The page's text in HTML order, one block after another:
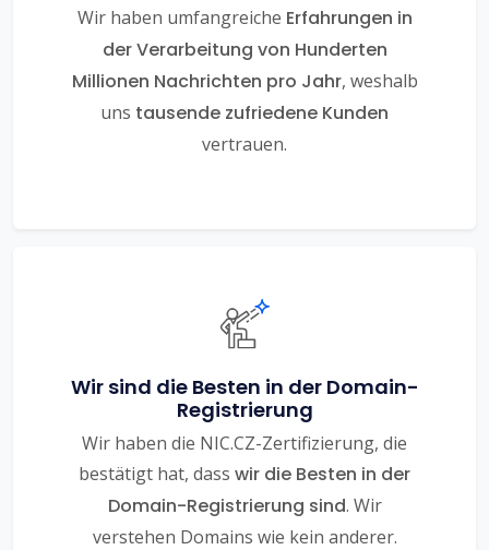
Wir haben umfangreiche Erfahrungen in
der Verarbeitung von Hunderten
Millionen Nachrichten pro Jahr, weshalb
uns tausende zufriedene Kunden
vertrauen.
Wir sind die Besten in der Domain-
Registrierung
Wir haben die NIC.CZ-Zertifizierung, die
bestätigt hat, dass wir die Besten in der
Domain-Registrierung sind. Wir
verstehen Domains wie kein anderer.